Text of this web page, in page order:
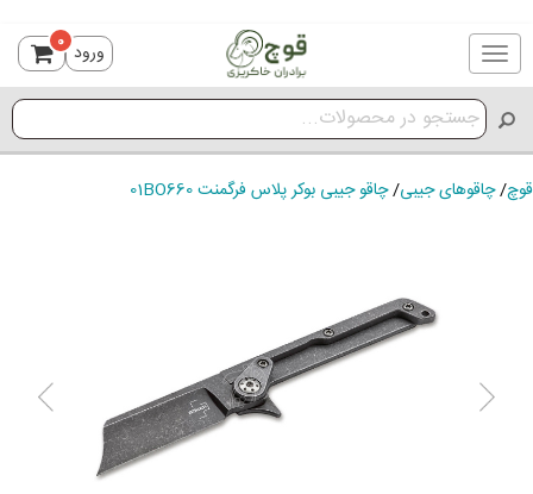
Toggle
navigation
ورود 0
قوچ/چاقوهای جیبی/چاقو جیبی بوکر پلاس فرگمنت 01BO660